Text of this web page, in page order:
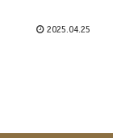
2025.04.25